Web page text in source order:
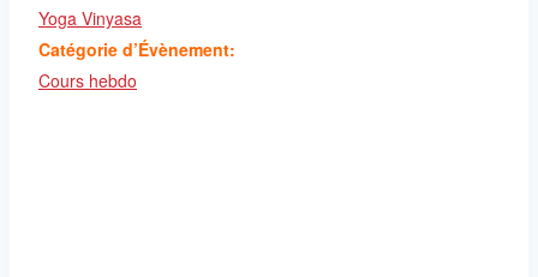
Yoga Vinyasa
Catégorie d’Évènement:
Cours hebdo